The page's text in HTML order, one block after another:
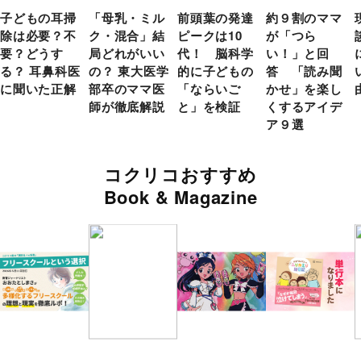
子どもの耳掃
除は必要？不
要？どうす
る？ 耳鼻科医
に聞いた正解
「母乳・ミル
ク・混合」結
局どれがいい
の？ 東大医学
部卒のママ医
師が徹底解説
前頭葉の発達
ピークは10
代！ 脳科学
的に子どもの
「ならいご
と」を検証
約９割のママ
が「つら
い！」と回
答 「読み聞
かせ」を楽し
くするアイデ
ア９選
コクリコおすすめ
Book & Magazine